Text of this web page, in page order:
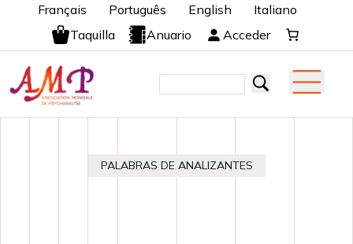
Français Português English
Italiano
Taquilla
Anuario Acceder
PALABRAS DE ANALIZANTES